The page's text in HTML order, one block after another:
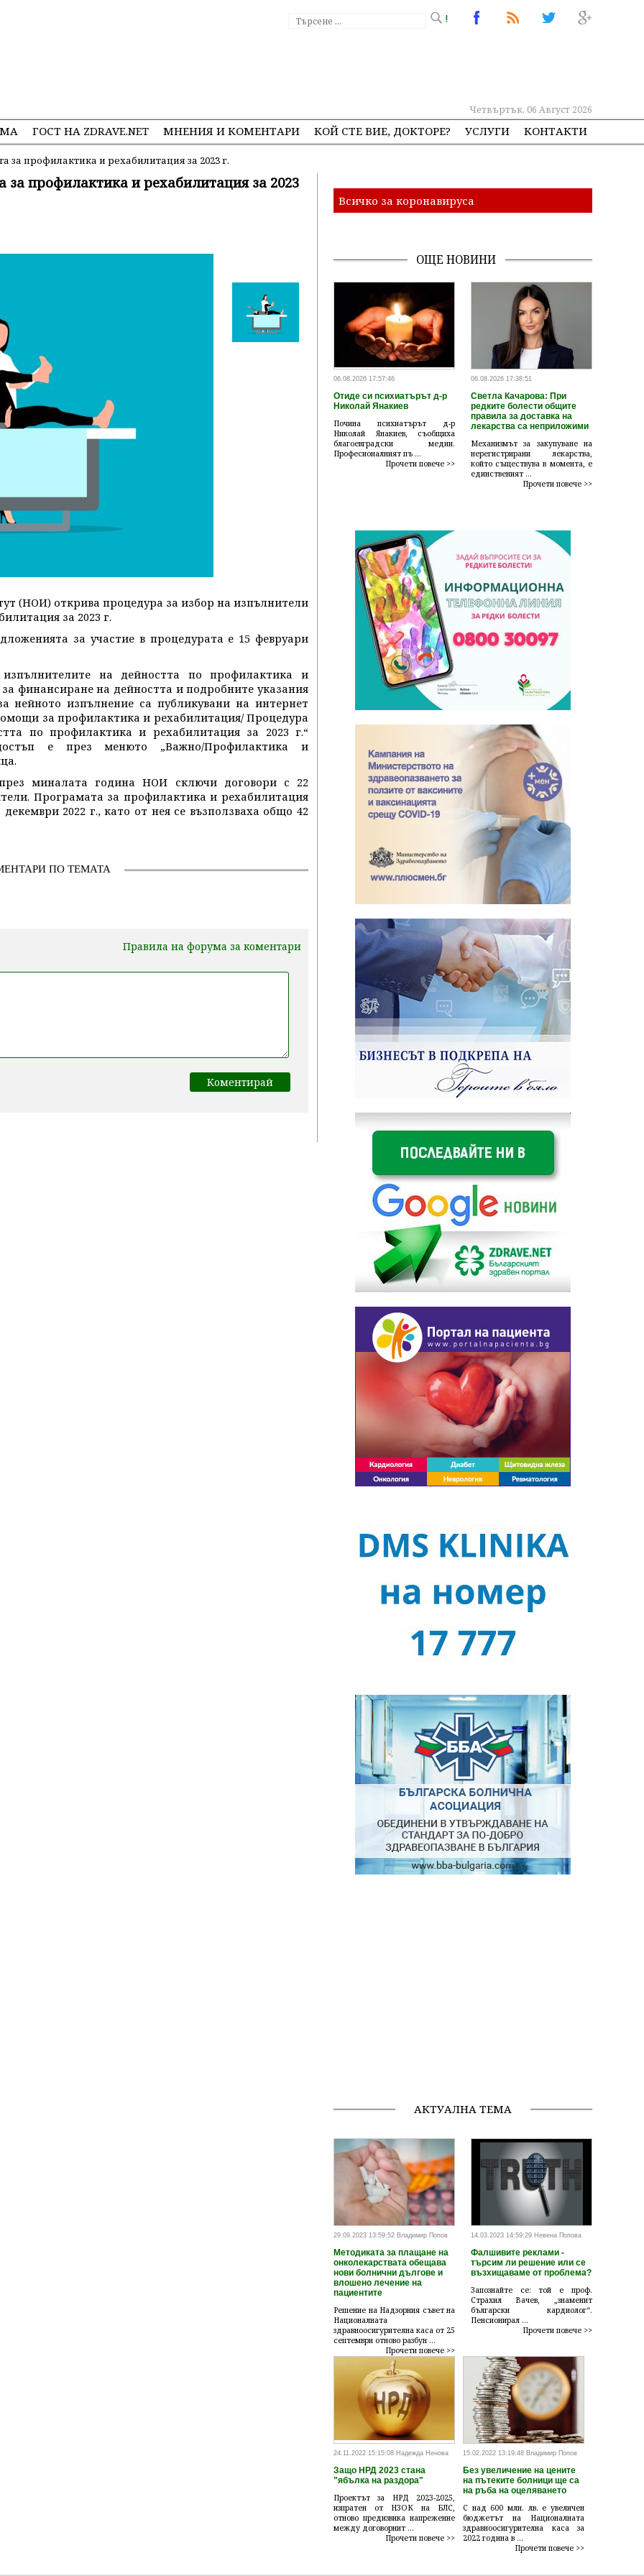
!
Четвъртък, 06 Август 2026
ГОСТ НА ZDRAVE.NET МНЕНИЯ И КОМЕНТАРИ КОЙ СТЕ ВИЕ, ДОКТОРЕ? УСЛУГИ КОНТАКТИ
профилактика и рехабилитация за 2023 г.
профилактика и рехабилитация за 2023
(НОИ) открива процедура за избор на изпълнители
за 2023 г.
за участие в процедурата е 15 февруари
на дейността по профилактика и
финансиране на дейността и подробните указания
нейното изпълнение са публикувани на интернет
за профилактика и рехабилитация/ Процедура
по профилактика и рехабилитация за 2023 г.“
е през менюто „Важно/Профилактика и
миналата година НОИ сключи договори с 22
Програмата за профилактика и рехабилитация
2022 г., като от нея се възползваха общо 42
ПО ТЕМАТА
Правила на форума за коментари
Всичко за коронавируса
ОЩЕ НОВИНИ
06.08.2026 17:57:46
Отиде си психиатърът д-р
Николай Янакиев
Почина психиатърът д-р
Николай Янакиев, съобщиха
благоевградски медии.
Професионалният пъ ...
Прочети повече >>
06.08.2026 17:38:51
Светла Качарова: При
редките болести общите
правила за доставка на
лекарства са неприложими
Механизмът за закупуване на
нерегистрирани лекарства,
който съществува в момента, е
единственият ...
Прочети повече >>
АКТУАЛНА ТЕМА
29.09.2023 13:59:52 Владимир Попов
Методиката за плащане на
онколекарствата обещава
нови болнични дългове и
влошено лечение на
пациентите
Решение на Надзорния съвет на
Националната
здравноосигурителна каса от 25
септември отново разбун ...
Прочети повече >>
14.03.2023 14:59:29 Невена Попова
Фалшивите реклами -
търсим ли решение или се
възхищаваме от проблема?
Запознайте се: той е проф.
Страхил Вачев, „знаменит
български кардиолог“.
Пенсионирал ...
Прочети повече >>
24.11.2022 15:15:08 Надежда Ненова
Защо НРД 2023 стана
"ябълка на раздора"
Проектът за НРД 2023-2025,
изпратен от НЗОК на БЛС,
отново предизвика напрежение
между договорнит ...
Прочети повече >>
15.02.2022 13:19:48 Владимир Попов
Без увеличение на цените
на пътеките болници ще са
на ръба на оцеляването
С над 600 млн. лв. е увеличен
бюджетът на Националната
здравноосигурителна каса за
2022 година в ...
Прочети повече >>